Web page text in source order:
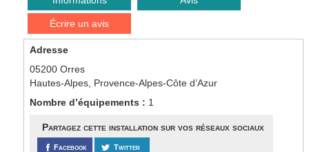
Écrire un avis
Adresse
05200 Orres
Hautes-Alpes, Provence-Alpes-Côte d’Azur
Nombre d’équipements : 1
Partagez cette installation sur vos réseaux sociaux
Facebook Twitter